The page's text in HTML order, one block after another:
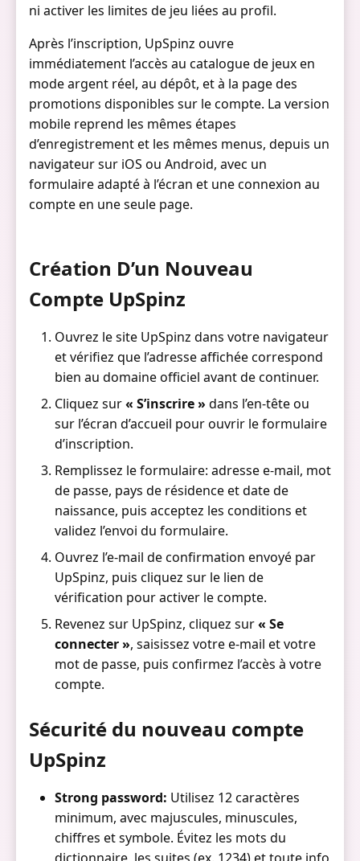
ni activer les limites de jeu liées au profil.
Après l’inscription, UpSpinz ouvre
immédiatement l’accès au catalogue de jeux en
mode argent réel, au dépôt, et à la page des
promotions disponibles sur le compte. La version
mobile reprend les mêmes étapes
d’enregistrement et les mêmes menus, depuis un
navigateur sur iOS ou Android, avec un
formulaire adapté à l’écran et une connexion au
compte en une seule page.
Création D’un Nouveau
Compte UpSpinz
Ouvrez le site UpSpinz dans votre navigateur
et vérifiez que l’adresse affichée correspond
bien au domaine officiel avant de continuer.
Cliquez sur« S’inscrire » dans l’en-tête ou
sur l’écran d’accueil pour ouvrir le formulaire
d’inscription.
Remplissez le formulaire: adresse e-mail, mot
de passe, pays de résidence et date de
naissance, puis acceptez les conditions et
validez l’envoi du formulaire.
Ouvrez l’e-mail de confirmation envoyé par
UpSpinz, puis cliquez sur le lien de
vérification pour activer le compte.
Revenez sur UpSpinz, cliquez sur« Se
connecter », saisissez votre e-mail et votre
mot de passe, puis confirmez l’accès à votre
compte.
Sécurité du nouveau compte
UpSpinz
Strong password: Utilisez 12 caractères
minimum, avec majuscules, minuscules,
chiffres et symbole. Évitez les mots du